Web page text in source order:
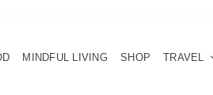
MINDFUL LIVING SHOP TRAVEL